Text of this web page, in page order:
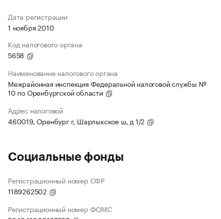
Дата регистрации
1 ноября 2010
Код налогового органа
5658
Наименование налогового органа
Межрайонная инспекция Федеральной налоговой службы №
10 по Оренбургской области
Адрес налоговой
460019, Оренбург г, Шарлыкское ш, д 1/2
Социальные фонды
Регистрационный номер СФР
1189262502
Регистрационный номер ФОМС